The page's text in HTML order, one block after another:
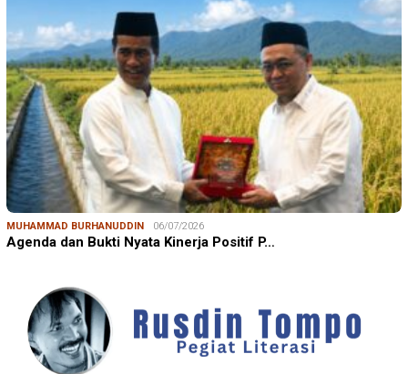
MUHAMMAD BURHANUDDIN 06/07/2026
Agenda dan Bukti Nyata Kinerja Positif P…